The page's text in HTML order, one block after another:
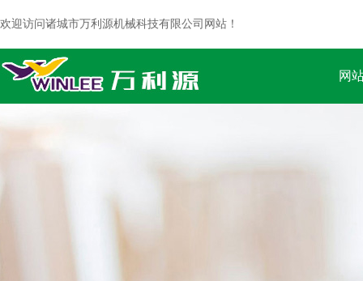
欢迎访问诸城市万利源机械科技有限公司网站！
网